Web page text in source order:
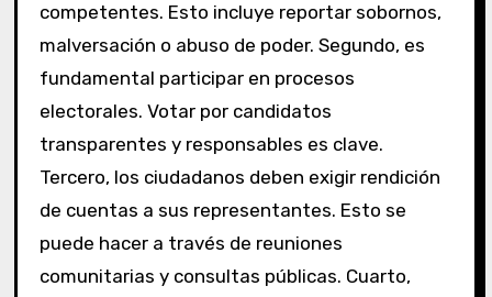
competentes. Esto incluye reportar sobornos,
malversación o abuso de poder. Segundo, es
fundamental participar en procesos
electorales. Votar por candidatos
transparentes y responsables es clave.
Tercero, los ciudadanos deben exigir rendición
de cuentas a sus representantes. Esto se
puede hacer a través de reuniones
comunitarias y consultas públicas. Cuarto,